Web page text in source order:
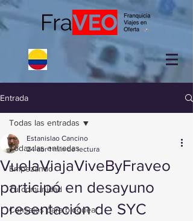
Entrada
Todas las entradas
Empezando
Tu comunidad
Consejos para bloguear
Todas las entradas
VuelaViajaViveByFraveo
participó en desayuno
presentación de SYC
Estanislao Cancino
24 abr 1 min de lectura